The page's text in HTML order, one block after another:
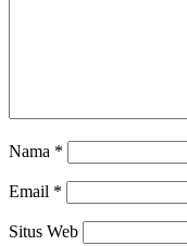
Nama *
Email *
Situs Web